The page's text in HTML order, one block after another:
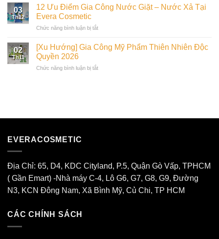
Chuyên
Evera
Lợi
Công
Phẩm
Tạo
03
Th12
12 Ưu Điểm Gia Công Nước Giặt – Nước Xả Tại
Evera Cosmetic
Chức năng bình luận bị tắtở
Ưu
Điểm
Công
Tại
02
Th11
[Xu Hướng] Gia Công Mỹ Phẩm Thiên Nhiên Độc
Quyền 2026
Chức năng bình luận bị tắtở
Phẩm
EVERACOSMETIC
Địa Chỉ: 65, D4, KDC Cityland, P.5, Quận Gò Vấp, TPHCM
( Gần Emart) -Nhà máy C-4, Lô G6, G7, G8, G9, Đường
N3, KCN Đông Nam, Xã Bình Mỹ, Củ Chi, TP HCM
CÁC CHÍNH SÁCH